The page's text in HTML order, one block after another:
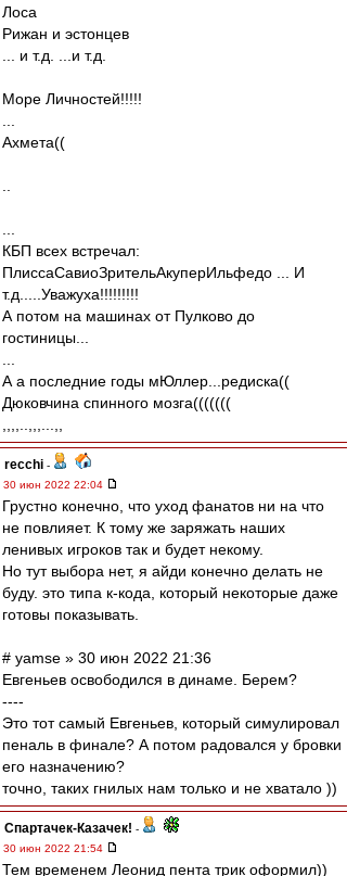
Лоса
Рижан и эстонцев
... и т.д. ...и т.д.
Море Личностей!!!!!
Ахмета((
КБП всех встречал:
ПлиссаСавиоЗрительАкуперИльфедо ... И
т.д.....Уважуха!!!!!!!!!
А потом на машинах от Пулково до
гостиницы...
А а последние годы мЮллер...редиска((
Дюковчина спинного мозга(((((((
recchi -
30 июн 2022 22:04
Грустно конечно, что уход фанатов ни на что
не повлияет. К тому же заряжать наших
ленивых игроков так и будет некому.
Но тут выбора нет, я айди конечно делать не
буду. это типа к-кода, который некоторые даже
готовы показывать.
# yamse » 30 июн 2022 21:36
Евгеньев освободился в динаме. Берем?
----
Это тот самый Евгеньев, который симулировал
пеналь в финале? А потом радовался у бровки
его назначению?
точно, таких гнилых нам только и не хватало ))
Спартачек-Казачек! -
30 июн 2022 21:54
Тем временем Леонид пента трик оформил))